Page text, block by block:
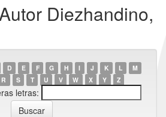
Diezhandino,
D E F G H I J K L
M
R S T U V W X Y Z
letras: